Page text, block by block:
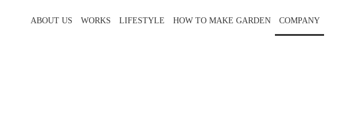
ABOUT US WORKS LIFESTYLE HOW TO MAKE GARDEN COMPANY